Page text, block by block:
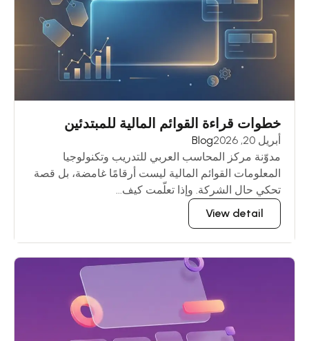
خطوات قراءة القوائم المالية للمبتدئين
أبريل 20, 2026
Blog
مدوّنة مركز المحاسب العربي للتدريب وتكنولوجيا
المعلومات القوائم المالية ليست أرقامًا غامضة، بل قصة
تحكي حال الشركة. وإذا تعلّمت كيف...
View detail